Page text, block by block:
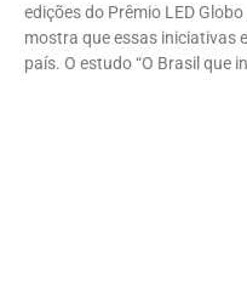
edições do Prêmio LED
mostra que essas iniciativas
país. O estudo “O Brasil que